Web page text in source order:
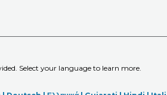
Select your language to learn more.